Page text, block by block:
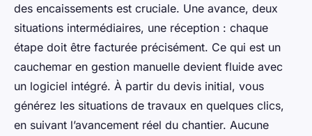
des encaissements est cruciale. Une avance, deux
situations intermédiaires, une réception : chaque
étape doit être facturée précisément. Ce qui est un
cauchemar en gestion manuelle devient fluide avec
un logiciel intégré. À partir du devis initial, vous
générez les situations de travaux en quelques clics,
en suivant l’avancement réel du chantier. Aucune